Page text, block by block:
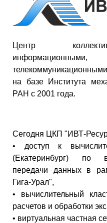
Центр
на базе Института
РАН с 2001 года.
Сегодня ЦКП "ИВТ-
• доступ к
(Екатеринбург) по
передачи данных в
Гига-Урал",
• вычислительный
расчетов и обработки
• виртуальная частная